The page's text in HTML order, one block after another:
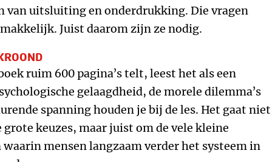
van uitsluiting en onderdrukking. Die vragen
Juist daarom zijn ze nodig.
ruim 600 pagina’s telt, leest het als een
gelaagdheid, de morele dilemma’s
spanning houden je bij de les. Het gaat niet
grote keuzes, maar juist om de vele kleine
mensen langzaam verder het systeem in